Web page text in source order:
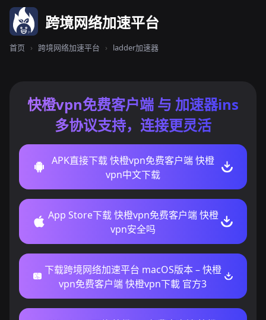
跨境网络加速平台
首页 › 跨境网络加速平台 › ladder加速器
快橙vpn免费客户端 与 加速器ins
多协议支持，连接更灵活
APK直接下载 快橙vpn免费客户端 快橙
vpn中文下载
App Store下载 快橙vpn免费客户端 快橙
vpn安全吗
下载跨境网络加速平台 macOS版本 – 快橙
vpn免费客户端 快橙vpn下載 官方3